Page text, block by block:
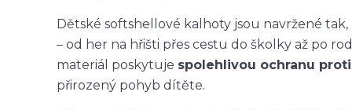
Dětské softshellové kalhoty jsou navržené
– od her na hřišti přes cestu do školky až po
materiál poskytuje spolehlivou ochranu
přirozený pohyb dítěte.